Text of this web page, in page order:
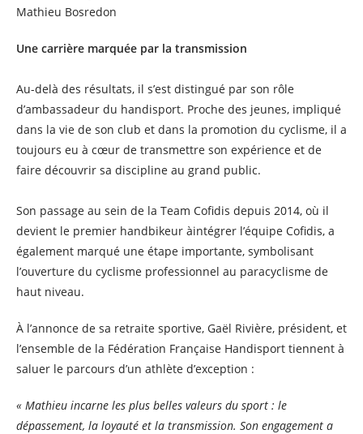
Mathieu Bosredon
Une carrière marquée par la transmission
Au-delà des résultats, il s’est distingué par son rôle
d’ambassadeur du handisport. Proche des jeunes, impliqué
dans la vie de son club et dans la promotion du cyclisme, il a
toujours eu à cœur de transmettre son expérience et de
faire découvrir sa discipline au grand public.
Son passage au sein de la Team Cofidis depuis 2014, où il
devient le premier handbikeur àintégrer l’équipe Cofidis, a
également marqué une étape importante, symbolisant
l’ouverture du cyclisme professionnel au paracyclisme de
haut niveau.
À l’annonce de sa retraite sportive, Gaël Rivière, président, et
l’ensemble de la Fédération Française Handisport tiennent à
saluer le parcours d’un athlète d’exception :
« Mathieu incarne les plus belles valeurs du sport : le
dépassement, la loyauté et la transmission. Son engagement a